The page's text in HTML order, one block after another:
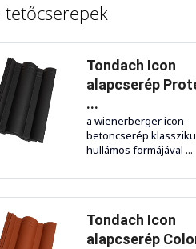
tetőcserepek
Tondach Icon
alapcserép
...
a wienerberger icon
betoncserép
hullámos formájával ...
Tondach Icon
alapcserép